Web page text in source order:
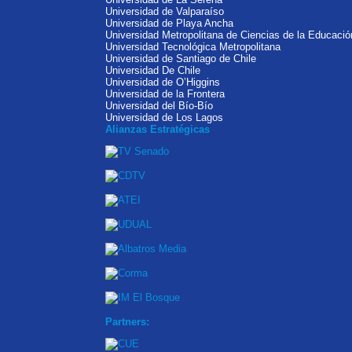
Universidad de Valparaíso
Universidad de Playa Ancha
Universidad Metropolitana de Ciencias de la
Universidad Tecnológica Metropolitana
Universidad de Santiago de Chile
Universidad De Chile
Universidad de O’Higgins
Universidad de la Frontera
Universidad del Bío-Bío
Universidad de Los Lagos
Alianzas Estratégicas
Partners: